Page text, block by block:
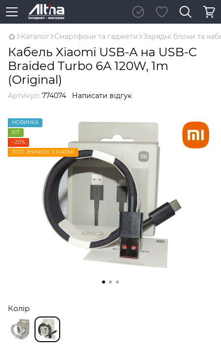
Каталог Смартфони та гаджети Зарядні блоки та
Кабель Xiaomi USB-A на USB-C
Braided Turbo 6A 120W, 1m
(Original)
Артикул: 774074 Написати відгук
НОВИНКА
ХІТ
−20%
ЛІТО ЗНИЖОК З XIAOMI
Колір